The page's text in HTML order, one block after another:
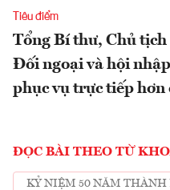
Tiêu điểm
Tổng Bí thư, Chủ tịch
Đối ngoại và hội
phục vụ trực tiếp
ĐỌC BÀI THEO TỪ
KỶ NIỆM 50 NĂM THÀNH